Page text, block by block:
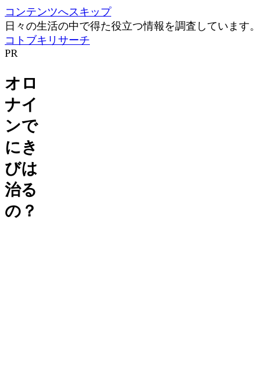
コンテンツへスキップ
日々の生活の中で得た役立つ情報を調査しています。
コトブキリサーチ
PR
オロ
ナイ
ンで
にき
びは
治る
の？